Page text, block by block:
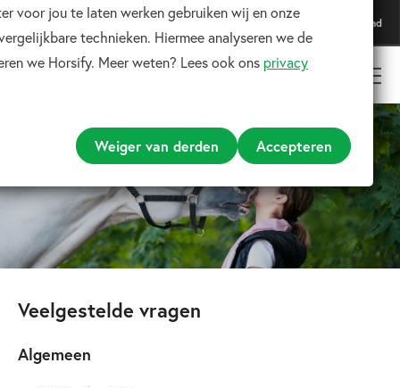
Download onze app
Voor de beste ervaring
Download
Veelgestelde vragen
Algemeen
voor jou te laten werken gebruiken wij en onze
technieken. Hiermee analyseren we de
we Horsify. Meer weten? Lees ook ons privacy
Weiger van derden Accepteren